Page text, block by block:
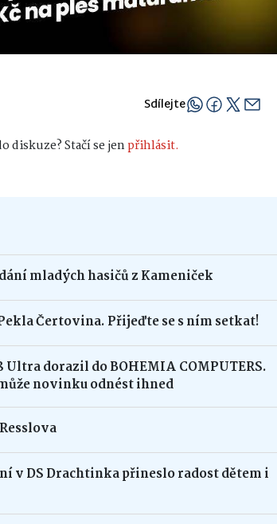
Sdílejte
diskuze? Stačí se jenpřihlásit.
mladých hasičů z Kameniček
Čertovina. Přijeďte se s ním setkat!
Ultra dorazil do BOHEMIA COMPUTERS.
novinku odnést ihned
v DS Drachtinka přineslo radost dětem i